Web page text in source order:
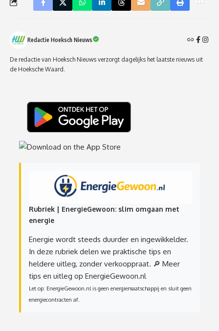
Redactie Hoeksch Nieuws
De redactie van Hoeksch Nieuws verzorgt dagelijks het laatste nieuws uit
de Hoeksche Waard.
Rubriek | EnergieGewoon: slim omgaan met
energie
Energie wordt steeds duurder en ingewikkelder.
In deze rubriek delen we praktische tips en
heldere uitleg, zonder verkooppraat. 🔎 Meer
tips en uitleg op EnergieGewoon.nl
Let op: EnergieGewoon.nl is geen energiemaatschappij en sluit geen
energiecontracten af.